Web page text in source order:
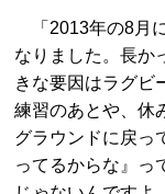
「2013年の8月
なりました。長か
きな要因はラグビ
練習のあとや、休
グラウンドに戻っ
ってるからな』っ